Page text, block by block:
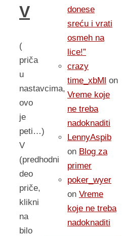
V
(
priča
u
nastavcima,
ovo
je
peti…)
V
(predhodni
deo
priče,
klikni
na
bilo
donese
sreću i vrati
osmeh na
lice!”
crazy
time_xbMl on
Vreme koje
ne treba
nadoknaditi
LennyAspib
on Blog za
primer
poker_wyer
on Vreme
koje ne treba
nadoknaditi